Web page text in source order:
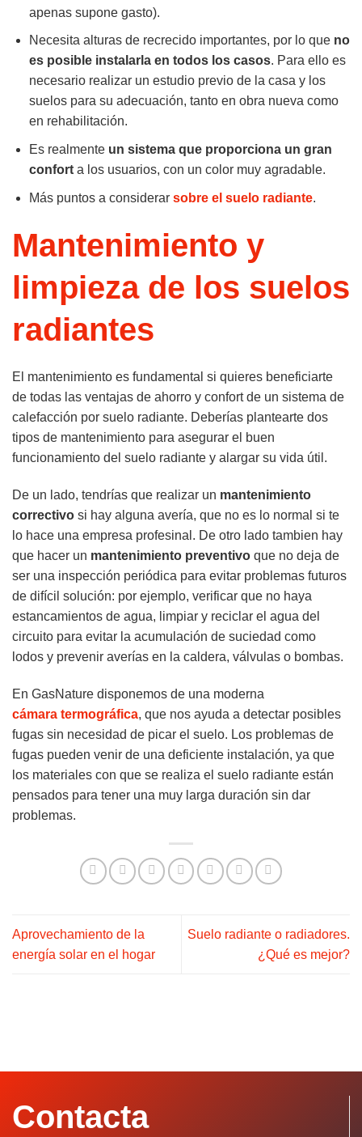
apenas supone gasto).
Necesita alturas de recrecido importantes, por lo queno
es posible instalarla en todos los casos. Para ello es
necesario realizar un estudio previo de la casa y los
suelos para su adecuación, tanto en obra nueva como
en rehabilitación.
Es realmente un sistema que proporciona un gran
conforta los usuarios, con un color muy agradable.
Más puntos a considerar sobre el suelo radiante.
Mantenimiento y
limpieza de los suelos
radiantes
El mantenimiento es fundamental si quieres beneficiarte
de todas las ventajas de ahorro y confort de un sistema de
calefacción por suelo radiante. Deberías plantearte dos
tipos de mantenimiento para asegurar el buen
funcionamiento del suelo radiante y alargar su vida útil.
De un lado, tendrías que realizar un mantenimiento
correctivo si hay alguna avería, que no es lo normal si te
lo hace una empresa profesinal. De otro lado tambien hay
que hacer un mantenimiento preventivo que no deja de
ser una inspección periódica para evitar problemas futuros
de difícil solución: por ejemplo, verificar que no haya
estancamientos de agua, limpiar y reciclar el agua del
circuito para evitar la acumulación de suciedad como
lodos y prevenir averías en la caldera, válvulas o bombas.
En GasNature disponemos de una moderna
cámara termográfica, que nos ayuda a detectar posibles
fugas sin necesidad de picar el suelo. Los problemas de
fugas pueden venir de una deficiente instalación, ya que
los materiales con que se realiza el suelo radiante están
pensados para tener una muy larga duración sin dar
problemas.
Aprovechamiento de la
energía solar en el hogar
Suelo radiante o radiadores.
¿Qué es mejor?
Contacta